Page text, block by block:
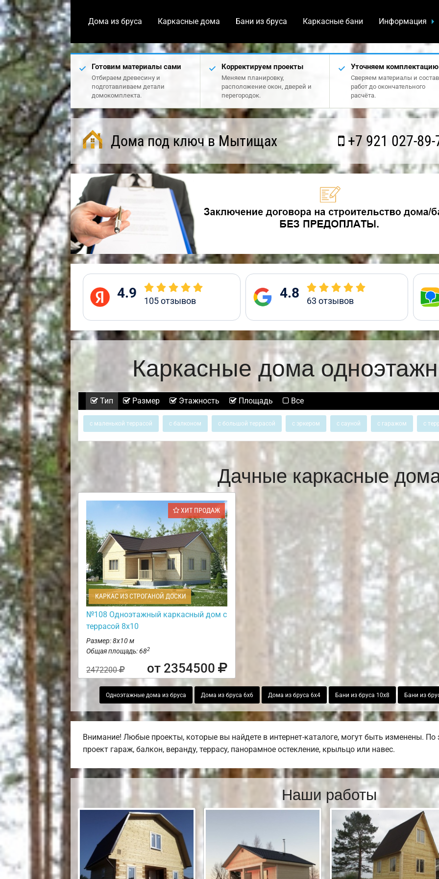
Дома из бруса Каркасные дома Бани из бруса Каркасные бани Информация
Готовим материалы сами
Отбираем древесину и
подготавливаем детали
домокомплекта.
Корректируем проекты
Меняем планировку,
расположение окон, дверей и
перегородок.
Уточняем комплектацию
Сверяем материалы и состав
работ до окончательного
расчёта.
Дома под ключ в Мытищах +7 921 027-89-
4.9 105отзывов 4.8 63 отзывов
Каркасные дома
Тип Размер Этажность Площадь Все
с маленькой террасой с балконом с большой террасой с эркером с сауной с гаражом с
Дачные каркасные
ХИТ ПРОДАЖ
КАРКАС ИЗ СТРОГАНОЙ ДОСКИ
№108 Одноэтажный каркасный дом с
террасой 8х10
Размер: 8х10 м
Общая площадь: 682
2472200 от 2354500
Одноэтажные дома из бруса Дома из бруса 6х6 Дома из бруса 6х4 Бани из бруса 10х8 Бани из
Внимание! Любые проекты, которые вы найдете в интернет-каталоге, могут быть изменены.
проект гараж, балкон, веранду, террасу, панорамное остекление, крыльцо или навес.
Наши работы